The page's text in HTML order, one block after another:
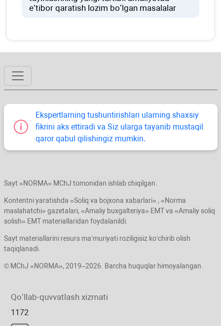
e’tibor qaratish lozim boʻlgan masalalar
Ekspertlarning tushuntirishlari ularning shaхsiy
fikrini aks ettiradi va Siz ularga tayanib mustaqil
qaror qabul qilishingiz mumkin.
Sayt «NORMA» MChJ tomonidan ishlab chiqilgan.
Kontentni yaratishda «Soliq va bojхona хabarlari» , «Norma
maslahatchi» gazetalari, «Amaliy buхgalteriya» EMT va «Amaliy soliq
solish» EMT materiallaridan foydalanildi.
Sayt materiallarini resurs ma’muriyati roziligisiz koʻchirib olish
taqiqlanadi.
© MChJ «NORMA», 2019–2026. Barcha huquqlar himoyalangan.
Qoʻllab-quvvatlash хizmati
1172